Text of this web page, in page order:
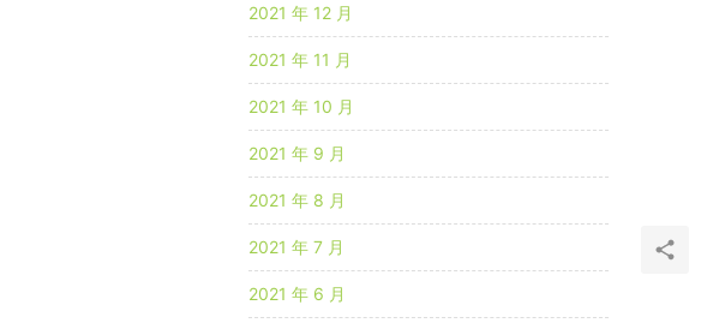
2021 年 12 月
2021 年 11 月
2021 年 10 月
2021 年 9 月
2021 年 8 月
2021 年 7 月
2021 年 6 月